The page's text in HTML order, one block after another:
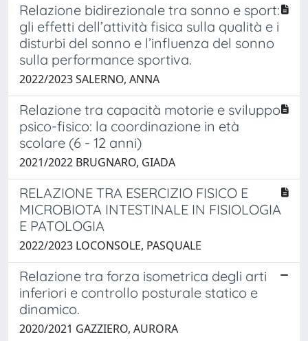
Relazione bidirezionale tra sonno e sport:
gli effetti dell’attività fisica sulla qualità e i
disturbi del sonno e l’influenza del sonno
sulla performance sportiva.
2022/2023 SALERNO, ANNA
Relazione tra capacità motorie e sviluppo
psico-fisico: la coordinazione in età
scolare (6 - 12 anni)
2021/2022 BRUGNARO, GIADA
RELAZIONE TRA ESERCIZIO FISICO E
MICROBIOTA INTESTINALE IN FISIOLOGIA
E PATOLOGIA
2022/2023 LOCONSOLE, PASQUALE
Relazione tra forza isometrica degli arti
inferiori e controllo posturale statico e
dinamico.
2020/2021 GAZZIERO, AURORA